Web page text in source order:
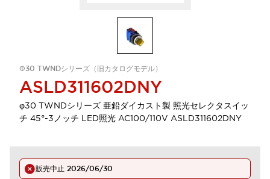
Φ30 TWNDシリーズ（旧カタログモデル）
ASLD311602DNY
φ30 TWNDシリーズ 亜鉛ダイカスト製 照光セレクタスイッ
チ 45°-3ノッチ LED照光 AC100/110V ASLD311602DNY
販売中止 2026/06/30